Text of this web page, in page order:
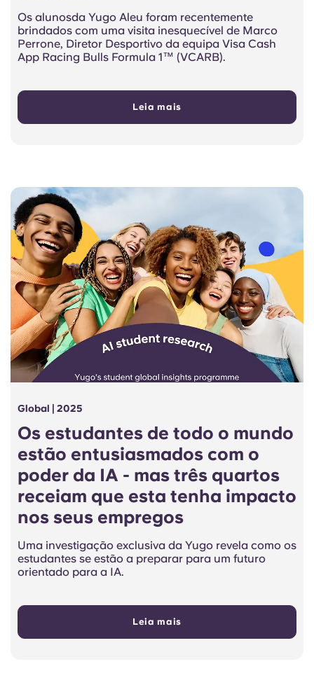
Os alunosda Yugo Aleu foram recentemente
brindados com uma visita inesquecível de Marco
Perrone, Diretor Desportivo da equipa Visa Cash
App Racing Bulls Formula 1™ (VCARB).
Leia mais
Global | 2025
Os estudantes de todo o mundo
estão entusiasmados com o
poder da IA - mas três quartos
receiam que esta tenha impacto
nos seus empregos
Uma investigação exclusiva da Yugo revela como os
estudantes se estão a preparar para um futuro
orientado para a IA.
Leia mais